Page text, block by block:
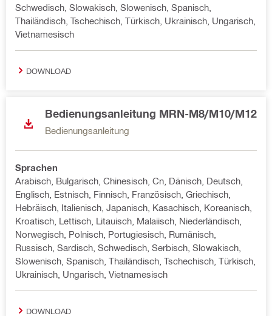
Schwedisch, Slowakisch, Slowenisch, Spanisch,
Thailändisch, Tschechisch, Türkisch, Ukrainisch, Ungarisch,
Vietnamesisch
DOWNLOAD
Bedienungsanleitung MRN-M8/M10/M12
Bedienungsanleitung
Sprachen
Arabisch, Bulgarisch, Chinesisch, Cn, Dänisch, Deutsch,
Englisch, Estnisch, Finnisch, Französisch, Griechisch,
Hebräisch, Italienisch, Japanisch, Kasachisch, Koreanisch,
Kroatisch, Lettisch, Litauisch, Malaiisch, Niederländisch,
Norwegisch, Polnisch, Portugiesisch, Rumänisch,
Russisch, Sardisch, Schwedisch, Serbisch, Slowakisch,
Slowenisch, Spanisch, Thailändisch, Tschechisch, Türkisch,
Ukrainisch, Ungarisch, Vietnamesisch
DOWNLOAD